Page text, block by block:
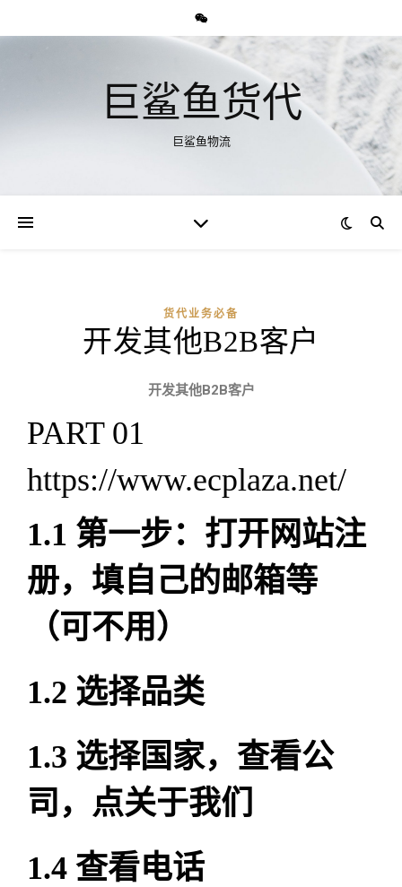
巨鲨鱼货代
巨鲨鱼物流
货代业务必备
开发其他B2B客户
开发其他B2B客户
PART 01
https://www.ecplaza.net/
1.1 第一步：打开网站注
册，填自己的邮箱等
（可不用）
1.2 选择品类
1.3 选择国家，查看公
司，点关于我们
1.4 查看电话